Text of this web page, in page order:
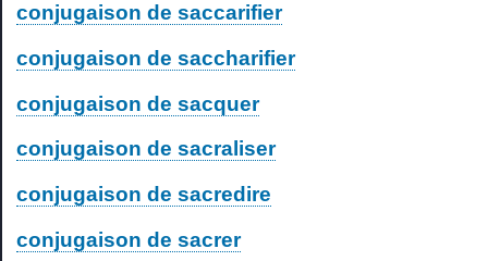
conjugaison de saccarifier
conjugaison de saccharifier
conjugaison de sacquer
conjugaison de sacraliser
conjugaison de sacredire
conjugaison de sacrer